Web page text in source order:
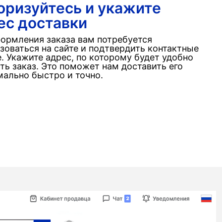
и укажите
доставки
заказа вам потребуется
на сайте и подтвердить контактные
Укажите адрес, по которому будет удобно
заказ. Это поможет нам доставить его
быстро и точно.